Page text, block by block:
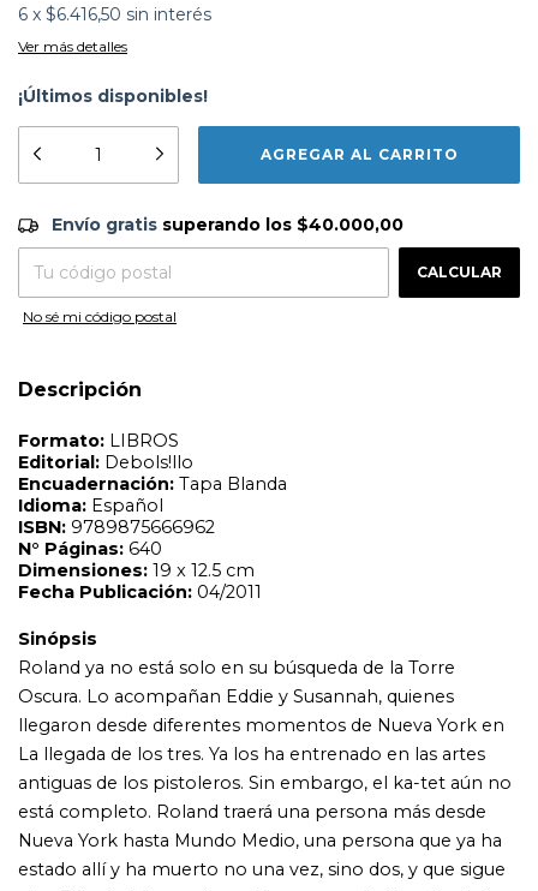
6 x $6.416,50 sin interés
Ver más detalles
¡Últimos disponibles!
Envío gratis $40.000,00
Entregas para el CP: CAMBIAR CP
Envío gratis superando los $40.000,00
CALCULAR
No sé mi código postal
Descripción
Editorial:
Debols!llo
N°Páginas:640
Dimensiones:19 x 12.5 cm
Fecha Publicación:
04/2011
Sinópsis
Roland ya no está solo en su búsqueda de la Torre
La llegada de los tres. Ya los ha entrenado en las artes
está completo. Roland traerá una persona más desde
Nueva York hasta Mundo Medio, una persona que ya ha
estado allí y ha muerto no una vez, sino dos, y que sigue
viva. El ka-tet, los cuatro unidos por su destino, tendrá
que viajar a través de las envenenadas tierras baldías para
llegar a la temible ciudad derruida de Lud. Su única
esperanza será subirse a un tren rabioso que también
dudas, King es el soberano de la literatura en América.»
Los Angeles Daily News